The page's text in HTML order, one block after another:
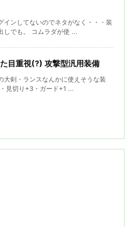
インしてないのでネタがなく・・・装
しでも。 コムラダが使 ...
目重視(?) 攻撃型汎用装備
大剣・ランスなんかに使えそうな装
見切り+3・ガード+1 ...